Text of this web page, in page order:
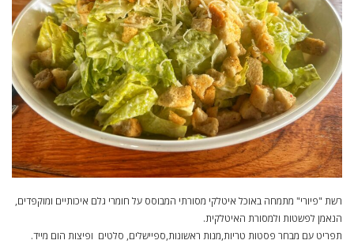
רשת "פיורי" מתמחה באוכל איטלקי מסורתי המבוסס על חומרי גלם איכותיים ומוקפדים,
הנאמן לפשטות ולמסורת האיטלקית.
תפריט עם מבחר פסטות טריות,מנות ראשונות,ספיישלים, סלטים ופיצות הום מייד.